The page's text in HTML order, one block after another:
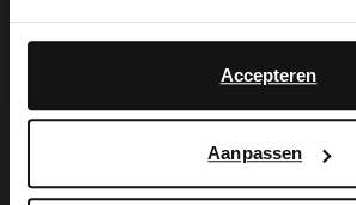
Accepteren
Aanpassen
schwarzer 2 cm dicker Sohle
Manfield. Als Lederpflege
das schwarze Veloursleder-/
English